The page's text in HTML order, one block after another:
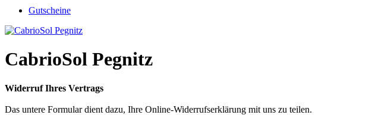
Gutscheine
CabrioSol Pegnitz
Widerruf Ihres Vertrags
Das untere Formular dient dazu, Ihre Online-Widerrufserklärung mit uns zu teilen.